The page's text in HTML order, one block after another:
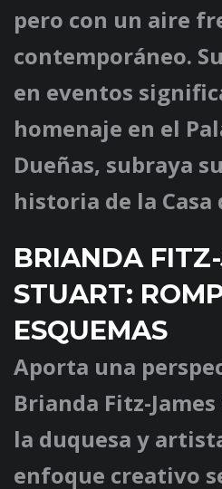
pero con un aire
contemporáneo.
en eventos
homenaje en el
Dueñas, subraya
historia de la Casa
BRIANDA
STUART:
ESQUEMAS
Aporta una
Brianda Fitz-
la duquesa y
enfoque creativo